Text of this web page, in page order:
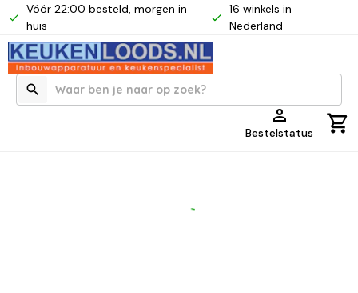
Vóór 22:00 besteld, morgen in
huis
16 winkels in
Nederland
Bestelstatus